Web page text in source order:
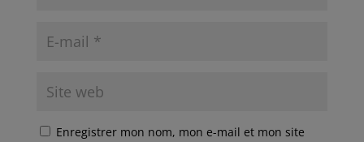
Enregistrer mon nom, mon e-mail et mon site